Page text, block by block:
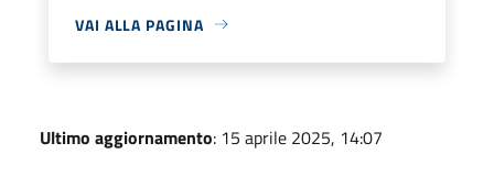
VAI ALLA PAGINA
Ultimo aggiornamento: 15 aprile 2025, 14:07